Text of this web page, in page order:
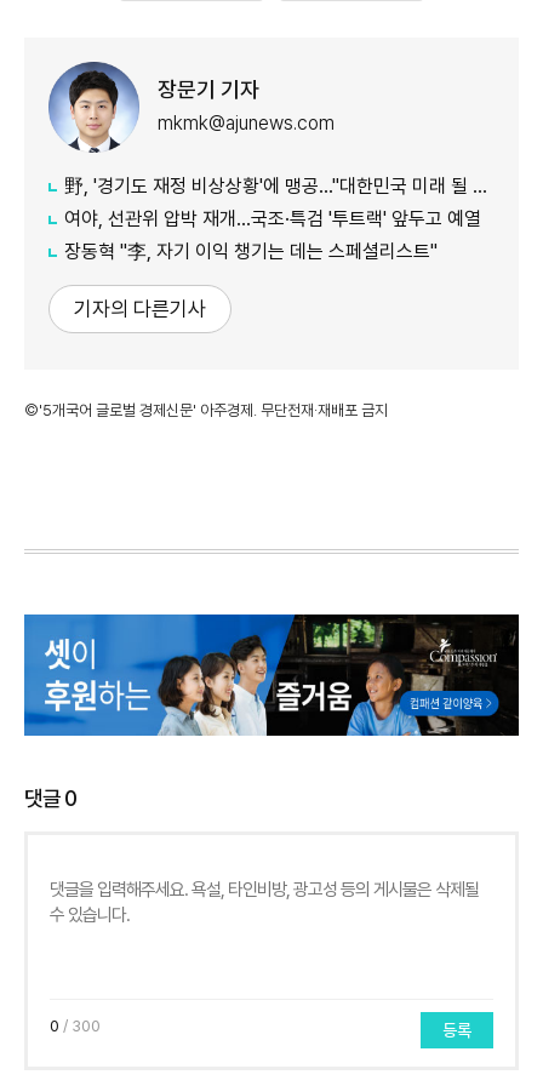
장문기 기자
mkmk@ajunews.com
野, '경기도 재정 비상상황'에 맹공…"대한민국 미래 될 수도"
여야, 선관위 압박 재개…국조·특검 '투트랙' 앞두고 예열
장동혁 "李, 자기 이익 챙기는 데는 스페셜리스트"
기자의 다른기사
©'5개국어 글로벌 경제신문' 아주경제. 무단전재·재배포 금지
댓글0
0 / 300 등록